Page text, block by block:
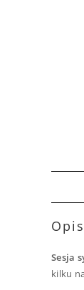
Opis
Sesja
kilku